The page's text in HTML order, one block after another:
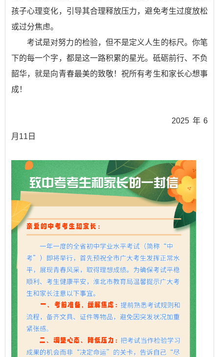
孩子心理变化，引导其合理释放压力，避免考生过度放松
或过分焦虑。
考试是对努力的检验，但不是定义人生的标尺。你笔
下的每一个字，都是这一路积累的星光。砥砺前行、不负
韶华，就是向青春最美的致敬！祝所有考生和家长心想事
成！
2025年6
月11日